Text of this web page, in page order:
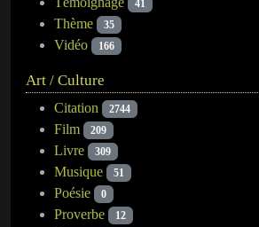
41
Thème 35
Vidéo 166
Art / Culture
Citation 2744
Film 209
Livre 309
Musique 51
Poésie 0
Proverbe 12